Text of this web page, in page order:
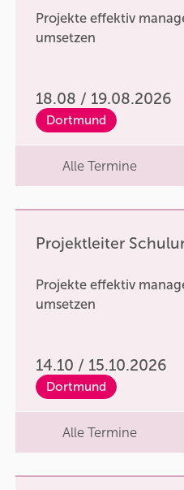
Projekte effektiv
umsetzen
18.08 / 19.08.2026
Dortmund
Alle Termine
Projektleiter
Projekte effektiv
umsetzen
14.10 / 15.10.2026
Dortmund
Alle Termine